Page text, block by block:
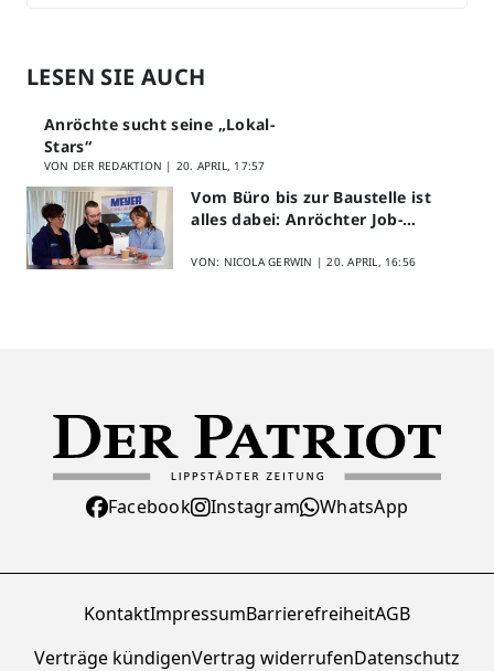
LESEN SIE AUCH
Anröchte sucht seine „Lokal-
Stars“
VON DER REDAKTION | 20. APRIL, 17:57
Vom Büro bis zur Baustelle ist
alles dabei: Anröchter Job-
VON: NICOLA GERWIN |20. APRIL, 16:56
Facebook Instagram WhatsApp
KontaktImpressumBarrierefreiheitAGB
Verträge kündigenVertrag widerrufenDatenschutz